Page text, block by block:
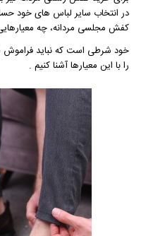
در انتخاب سایر لباس های خود
کفش مجلسی مردانه، چه
خود شرطی است که نباید فراموش
را با این معیارها آشنا کنیم .